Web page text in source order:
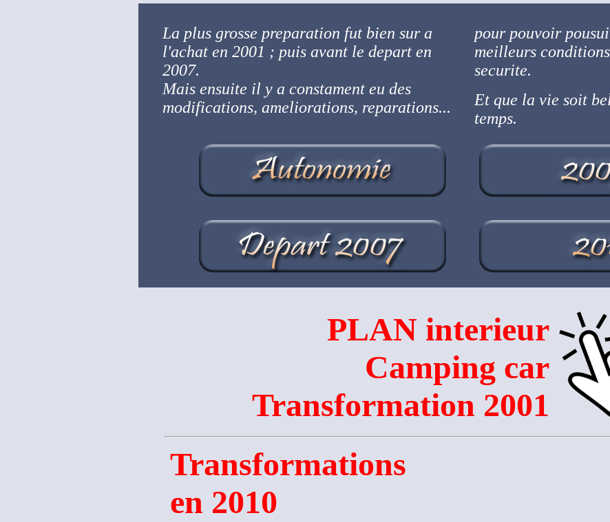
La plus grosse preparation fut bien sur a
l'achat en 2001 ; puis avant le depart en
2007.
Mais ensuite il y a constament eu des
modifications, ameliorations, reparations...
pour pouvoir
meilleurs
securite.
Et que la vie soit
temps.
PLAN interieur
Camping car
Transformation 2001
Transformations
en 2010